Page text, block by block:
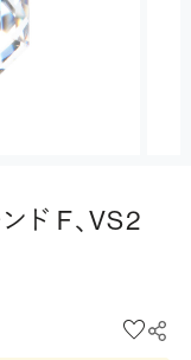
ド F、VS2